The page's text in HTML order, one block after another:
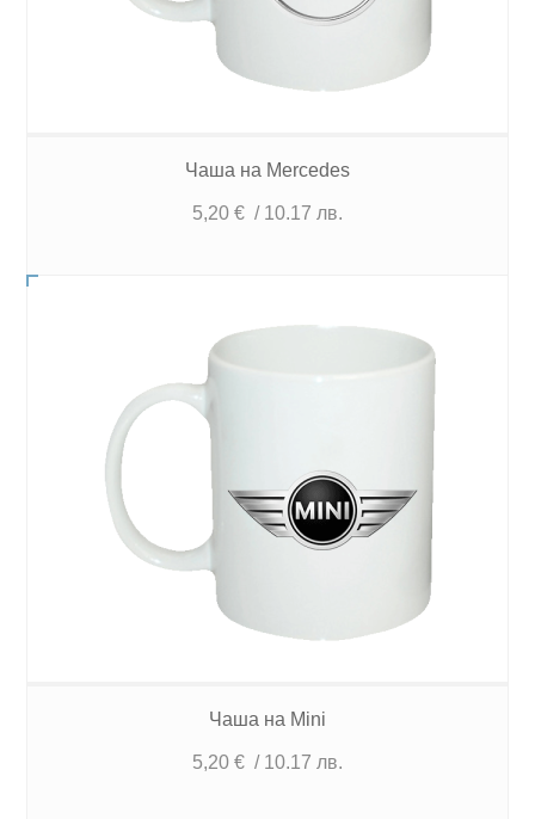
Чаша на Mercedes
5,20 € / 10.17 лв.
Чаша на Mini
5,20 € / 10.17 лв.